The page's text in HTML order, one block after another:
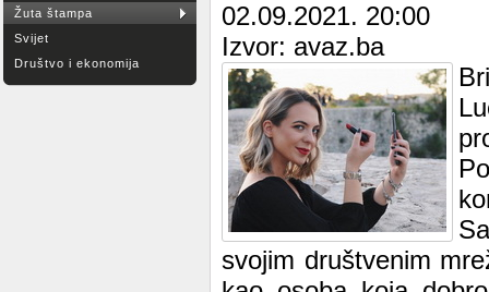
Žuta štampa
Svijet
Društvo i ekonomija
02.09.2021. 20:00
Izvor: avaz.ba
svojim društvenim